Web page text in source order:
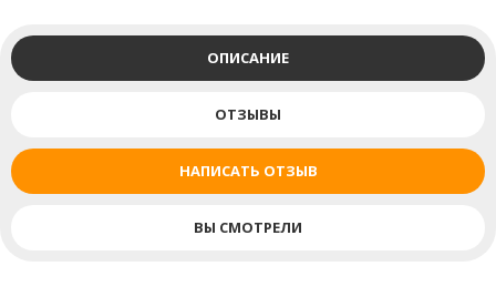
ОПИСАНИЕ
ОТЗЫВЫ
НАПИСАТЬ ОТЗЫВ
ВЫ СМОТРЕЛИ